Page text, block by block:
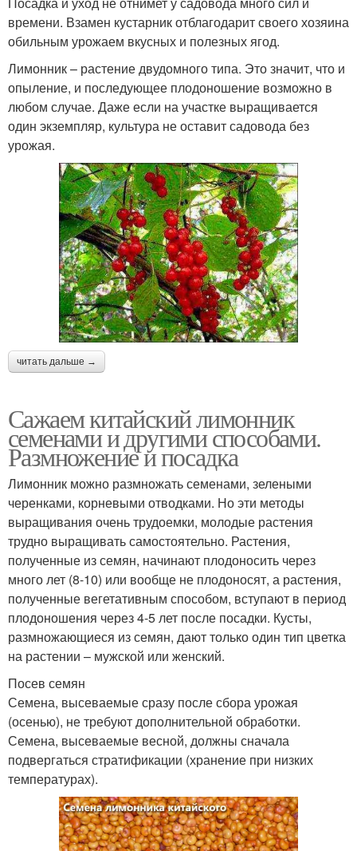
времени. Взамен кустарник отблагодарит своего хозяина
обильным урожаем вкусных и полезных ягод.
Лимонник – растение двудомного типа. Это значит, что и
опыление, и последующее плодоношение возможно в
любом случае. Даже если на участке выращивается
один экземпляр, культура не оставит садовода без
урожая.
читать дальше →
Сажаем китайский лимонник
семенами и другими способами.
Размножение и посадка
Лимонник можно размножать семенами, зелеными
черенками, корневыми отводками. Но эти методы
выращивания очень трудоемки, молодые растения
трудно выращивать самостоятельно. Растения,
полученные из семян, начинают плодоносить через
много лет (8-10) или вообще не плодоносят, а растения,
полученные вегетативным способом, вступают в период
плодоношения через 4-5 лет после посадки. Кусты,
размножающиеся из семян, дают только один тип цветка
на растении – мужской или женский.
Посев семян
Семена, высеваемые сразу после сбора урожая
(осенью), не требуют дополнительной обработки.
Семена, высеваемые весной, должны сначала
подвергаться стратификации (хранение при низких
температурах).